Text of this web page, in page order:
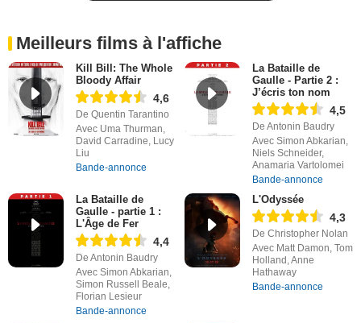
Meilleurs films à l'affiche
Kill Bill: The Whole
Bloody Affair
4,6
De Quentin Tarantino
Avec Uma Thurman,
David Carradine, Lucy
Liu
Bande-annonce
La Bataille de
Gaulle - Partie 2 :
J’écris ton nom
4,5
De Antonin Baudry
Avec Simon Abkarian,
Niels Schneider,
Anamaria Vartolomei
Bande-annonce
La Bataille de
Gaulle - partie 1 :
L'Âge de Fer
4,4
De Antonin Baudry
Avec Simon Abkarian,
Simon Russell Beale,
Florian Lesieur
Bande-annonce
L'Odyssée
4,3
De Christopher Nolan
Avec Matt Damon, Tom
Holland, Anne
Hathaway
Bande-annonce